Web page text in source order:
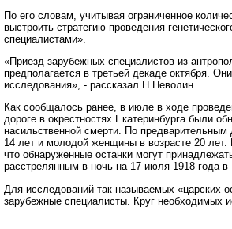
По его словам, учитывая ограниченное
выстроить стратегию проведения
специалистами».
«Приезд зарубежных специалистов из
предполагается в третьей декаде октября.
исследования», - рассказал Н.Неволин.
Как сообщалось ранее, в июле в ходе
дороге в окрестностях Екатеринбурга были
насильственной смерти. По
14 лет и молодой женщины в возрасте 20
что обнаруженные останки могут
расстрелянным в ночь на 17 июля 1918 года в
Для исследований так называемых «царских
зарубежные специалисты. Круг необходимых